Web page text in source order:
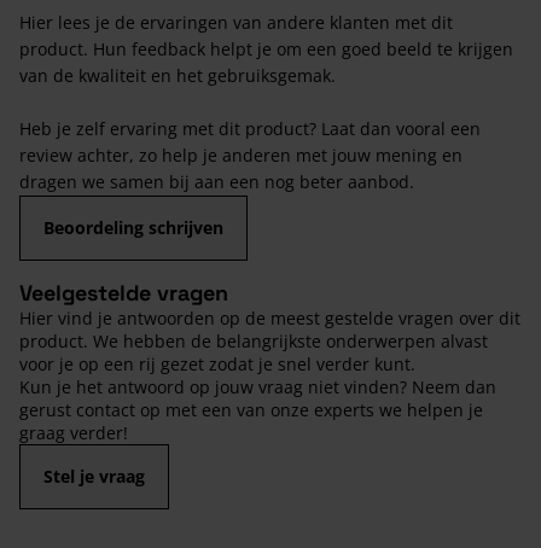
Hier lees je de ervaringen van andere klanten met dit
product. Hun feedback helpt je om een goed beeld te krijgen
van de kwaliteit en het gebruiksgemak.
Heb je zelf ervaring met dit product? Laat dan vooral een
review achter, zo help je anderen met jouw mening en
dragen we samen bij aan een nog beter aanbod.
Beoordeling schrijven
Veelgestelde vragen
Hier vind je antwoorden op de meest gestelde vragen over dit
product. We hebben de belangrijkste onderwerpen alvast
voor je op een rij gezet zodat je snel verder kunt.
Kun je het antwoord op jouw vraag niet vinden? Neem dan
gerust contact op met een van onze experts we helpen je
graag verder!
Stel je vraag